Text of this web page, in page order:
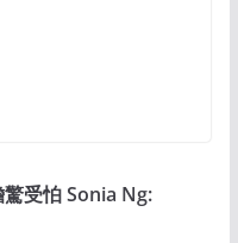
受怕 Sonia Ng: